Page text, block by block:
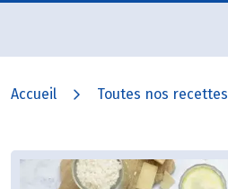
Accueil Toutes nos recettes